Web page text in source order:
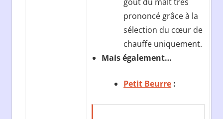
prononcé grâce à la
sélection du cœur de
chauffe uniquement.
Mais également…
Petit Beurre :